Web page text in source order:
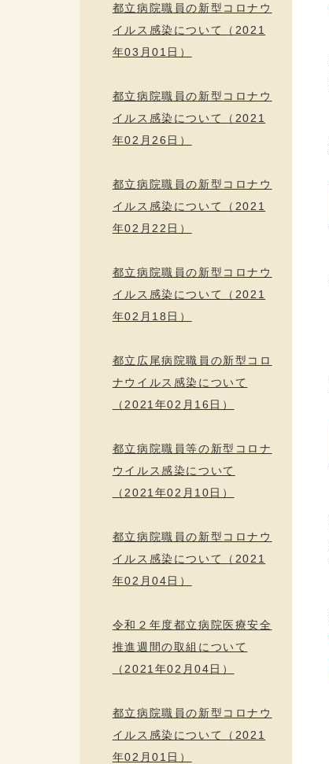
都立病院職員の新型コロナウ
イルス感染について（2021
年03月01日）
都立病院職員の新型コロナウ
イルス感染について（2021
年02月26日）
都立病院職員の新型コロナウ
イルス感染について（2021
年02月22日）
都立病院職員の新型コロナウ
イルス感染について（2021
年02月18日）
都立広尾病院職員の新型コロ
ナウイルス感染について
（2021年02月16日）
都立病院職員等の新型コロナ
ウイルス感染について
（2021年02月10日）
都立病院職員の新型コロナウ
イルス感染について（2021
年02月04日）
令和２年度都立病院医療安全
推進週間の取組について
（2021年02月04日）
都立病院職員の新型コロナウ
イルス感染について（2021
年02月01日）